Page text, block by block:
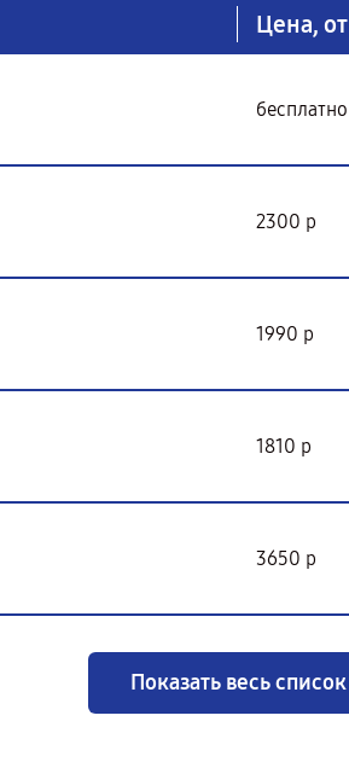
Цена, от
бесплатно
2300 р
1990 р
1810 р
3650 р
Показать весь список